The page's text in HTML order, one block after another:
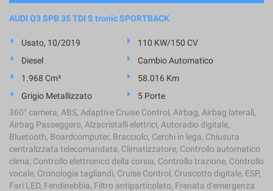
AUDI Q3 SPB 35 TDI S tronic SPORTBACK
Usato, 10/2019
110 KW/150 CV
Diesel
Cambio Automatico
1.968 Cm³
58.016 Km
Grigio Metallizzato
5 Porte
360° camera, ABS, Adaptive Cruise Control, Airbag, Airbag laterali,
Airbag Passeggero, Alzacristalli elettrici, Autoradio digitale,
Bluetooth, Boardcomputer, Bracciolo, Cerchi in lega, Chiusura
centralizzata telecomandata, Climatizzatore, Controllo automatico
clima, Controllo elettronico della corsia, Controllo trazione, Controllo
vocale, Cronologia tagliandi, Cruise Control, Cruscotto digitale, ESP,
Fari LED, Fendinebbia, Filtro antiparticolato, Frenata d'emergenza